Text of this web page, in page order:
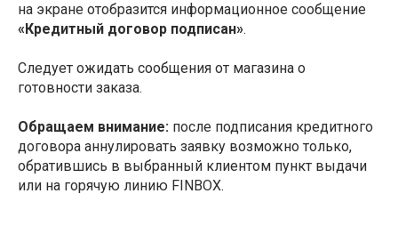
на экране отобразится информационное сообщение
«Кредитный договор подписан».
Следует ожидать сообщения от магазина о
готовности заказа.
Обращаем внимание: после подписания кредитного
договора аннулировать заявку возможно только,
обратившись в выбранный клиентом пункт выдачи
или на горячую линию FINBOX.